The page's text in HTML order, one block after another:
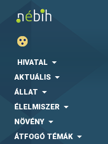
HIVATAL
AKTUÁLIS
ÁLLAT
ÉLELMISZER
NÖVÉNY
ÁTFOGÓ TÉMÁK